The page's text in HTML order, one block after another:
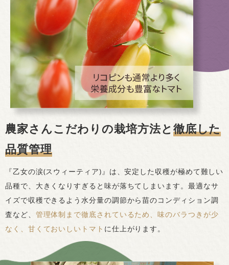
農家さんこだわりの栽培方法と徹底した
品質管理
『乙女の涙(スウィーティア)』は、安定した収穫が極めて難しい
品種で、大きくなりすぎると味が落ちてしまいます。最適なサ
イズで収穫できるよう水分量の調節から苗のコンディション調
査など、 管理体制まで徹底されているため、味のバラつきが少
なく、甘くておいしいトマト に仕上がります。